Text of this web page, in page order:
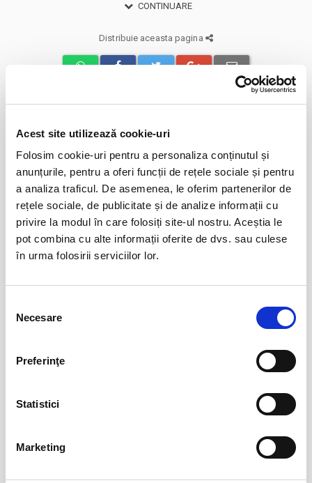
Acest site utilizează cookie-uri
Folosim cookie-uri pentru a personaliza conținutul și
anunțurile, pentru a oferi funcții de rețele sociale și pentru
a analiza traficul. De asemenea, le oferim partenerilor de
rețele sociale, de publicitate și de analize informații cu
privire la modul în care folosiți site-ul nostru. Aceștia le
pot combina cu alte informații oferite de dvs. sau culese
în urma folosirii serviciilor lor.
consimțământului
Necesare
Preferinţe
Statistici
Marketing
consecință, din disprețuit în adorat!
basm capătă o haină nouă, mai potrivită pentru publicul tânăr de azi,
care, cu siguranță, pătrunde cu ușurință metafora și esența
transformării pentru a folosi cu succes experiența în propria evoluție.
Să vă fie cu leak!
Mihai-Gruia Sandu
recomandare vârstă: 7+
CONTINUARE
Distribuie aceasta pagina
Evenimente similare
Remember me 08
aug
Jocuri de putere
08
aug
15
aug